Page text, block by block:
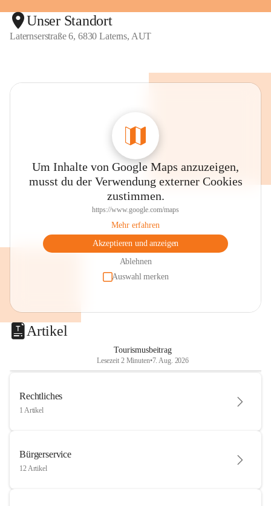
Unser Standort
Laternserstraße 6, 6830 Laterns, AUT
Um Inhalte von Google Maps anzuzeigen,
musst du der Verwendung externer Cookies
zustimmen.
https://www.google.com/maps
Mehr erfahren
Akzeptieren und anzeigen
Ablehnen
Auswahl merken
Artikel
Tourismusbeitrag
Lesezeit 2 Minuten•7. Aug. 2026
Rechtliches
1 Artikel
Bürgerservice
12 Artikel